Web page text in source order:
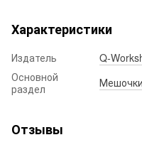
Характеристики
Издатель
Q-
Основной
раздел
Мешочки
Отзывы